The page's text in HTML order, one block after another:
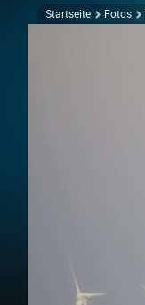
Startseite Fotos